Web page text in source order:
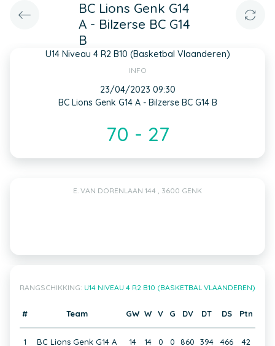
BC Lions Genk G14
A - Bilzerse BC G14
B
U14 Niveau 4 R2 B10 (Basketbal Vlaanderen)
INFO
23/04/2023 09:30
BC Lions Genk G14 A - Bilzerse BC G14 B
70 - 27
E. VAN DORENLAAN 144 , 3600 GENK
RANGSCHIKKING: U14 NIVEAU 4 R2 B10 (BASKETBAL VLAANDEREN)
# Team GW W V G DV DT DS Ptn
1 BC Lions Genk G14 A 14 14 0 0 860 394 466 42